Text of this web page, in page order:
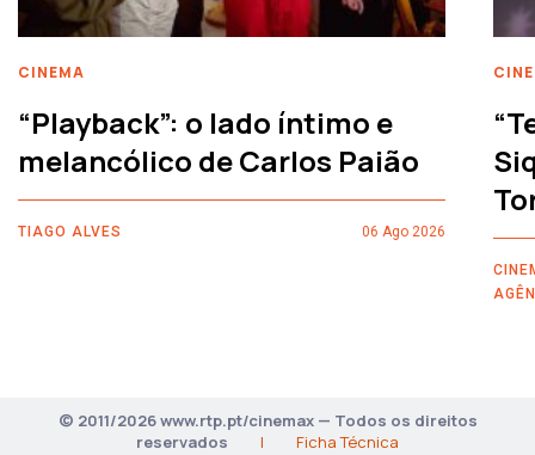
CINEMA
“Playback”: o lado íntimo e
melancólico de Carlos Paião
TIAGO ALVES 06 Ago 2026
© 2011/2026 www.rtp.pt/cinemax — Todos os direitos
reservados
| Ficha Técnica